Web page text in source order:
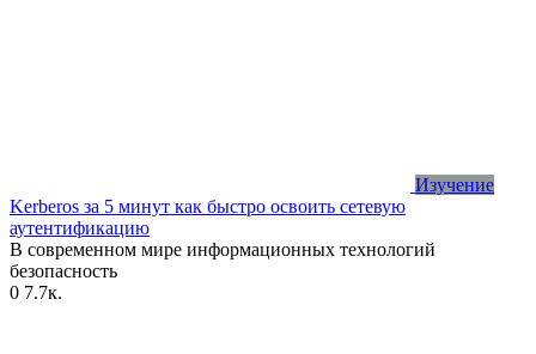
Изучение
Kerberos за 5 минут как быстро освоить сетевую
аутентификацию
В современном мире информационных технологий
безопасность
0 7.7к.